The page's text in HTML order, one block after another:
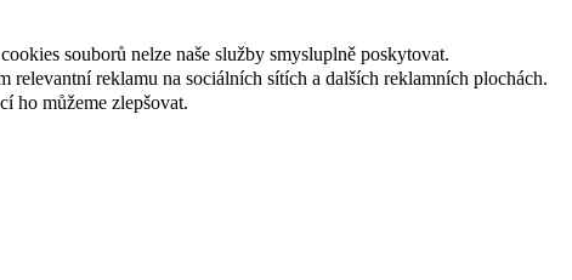
souborů nelze naše služby smysluplně poskytovat.
reklamu na sociálních sítích a dalších reklamních plochách.
ho můžeme zlepšovat.